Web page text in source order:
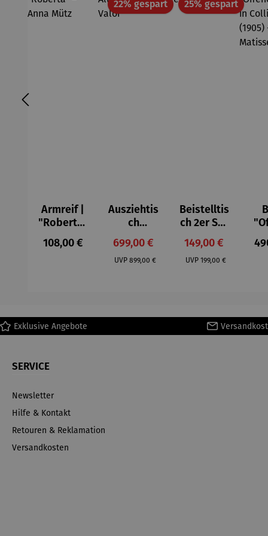
Armreif |
"Roberta"
– Anna
Mütz
Regulärer Preis:
108,00 €
22% gespartRabatt
Ausziehtis
ch
Aluminium
– Valor
Verkaufspreis:
699,00 €
UVP Regulärer Preis:
899,00 €
25% gespartRabatt
Beistelltis
ch 2er Set
– Dalias
Verkaufspreis:
149,00 €
UVP Regulärer Preis:
199,00 €
Exklusive Angebote
SERVICE
Newsletter
Hilfe & Kontakt
Retouren & Reklamation
Versandkosten